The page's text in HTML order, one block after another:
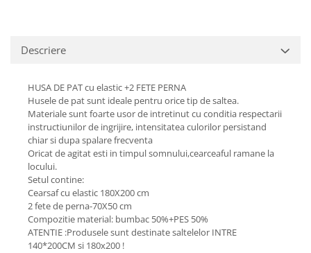
Descriere
HUSA DE PAT cu elastic +2 FETE PERNA
Husele de pat sunt ideale pentru orice tip de saltea.
Materiale sunt foarte usor de intretinut cu conditia respectarii
instructiunilor de ingrijire, intensitatea culorilor persistand
chiar si dupa spalare frecventa
Oricat de agitat esti in timpul somnului,cearceaful ramane la
locului.
Setul contine:
Cearsaf cu elastic 180X200 cm
2 fete de perna-70X50 cm
Compozitie material: bumbac 50%+PES 50%
ATENTIE :Produsele sunt destinate saltelelor INTRE
140*200CM si 180x200 !